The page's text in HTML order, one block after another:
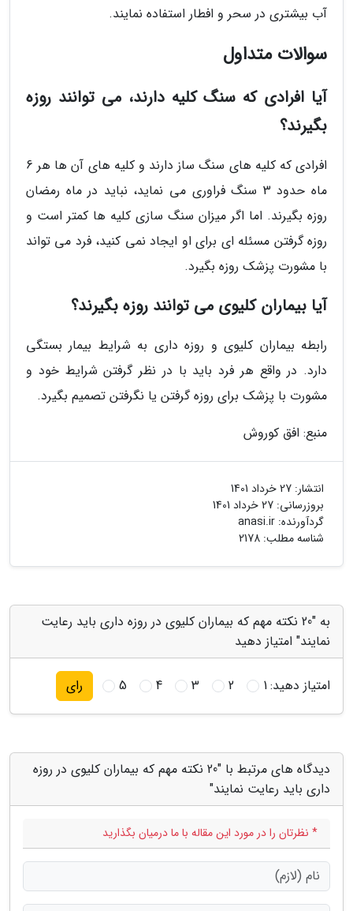
آب بیشتری در سحر و افطار استفاده نمایند.
سوالات متداول
آیا افرادی که سنگ کلیه دارند، می توانند روزه
بگیرند؟
افرادی که کلیه های سنگ ساز دارند و کلیه های آن ها هر 6
ماه حدود 3 سنگ فراوری می نماید، نباید در ماه رمضان
روزه بگیرند. اما اگر میزان سنگ سازی کلیه ها کمتر است و
روزه گرفتن مسئله ای برای او ایجاد نمی کنید، فرد می تواند
با مشورت پزشک روزه بگیرد.
آیا بیماران کلیوی می توانند روزه بگیرند؟
رابطه بیماران کلیوی و روزه داری به شرایط بیمار بستگی
دارد. در واقع هر فرد باید با در نظر گرفتن شرایط خود و
مشورت با پزشک برای روزه گرفتن یا نگرفتن تصمیم بگیرد.
منبع: افق کوروش
انتشار: 27 خرداد 1401
بروزرسانی: 27 خرداد 1401
گردآورنده: anasi.ir
شناسه مطلب: 2178
به "20 نکته مهم که بیماران کلیوی در روزه داری باید رعایت
نمایند" امتیاز دهید
امتیاز دهید:1
2
3
4
5 رای
دیدگاه های مرتبط با "20 نکته مهم که بیماران کلیوی در روزه
داری باید رعایت نمایند"
* نظرتان را در مورد این مقاله با ما درمیان بگذارید